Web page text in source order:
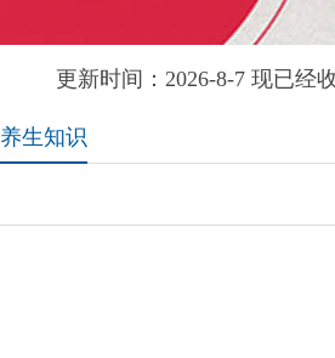
更新时间：2026-8-7 现已经
养生知识